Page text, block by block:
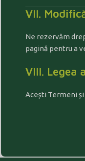
VII.
Ne rezervăm
pagină pentru a
VIII. Legea
Acești Termeni